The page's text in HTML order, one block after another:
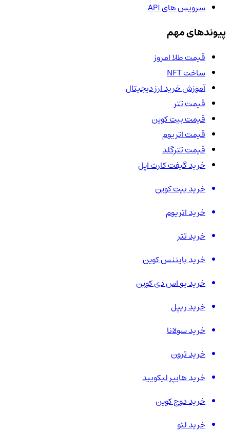
سرویس های API
پیوندهای مهم
قیمت طلا امروز
ساخت NFT
آموزش خرید ارز دیجیتال
قیمت تتر
قیمت بیت کوین
قیمت اتریوم
قیمت تترگلد
خرید گیفت کارت اپل
خرید بیت کوین
خرید اتریوم
خرید تتر
خرید بایننس کوین
خرید یو اس دی کوین
خرید ریپل
خرید سولانا
خرید ترون
خرید هایپر لیکویید
خرید دوج کوین
خرید لئو